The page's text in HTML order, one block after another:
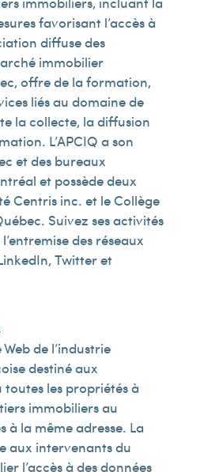
favorisant l’accès à
diffuse des
immobilier
offre de la formation,
liés au domaine de
la collecte, la diffusion
L’APCIQ a son
et des bureaux
et possède deux
Centris inc. et le Collège
Suivez ses activités
des réseaux
Twitter et
de l’industrie
destiné aux
les propriétés à
immobiliers au
à la même adresse. La
aux intervenants du
l’accès à des données